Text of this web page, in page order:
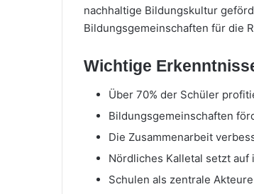
nachhaltige Bildungskultur
Bildungsgemeinschaften für die
Wichtige
Über 70% der Schüler
Bildungsgemeinschaften
Die Zusammenarbeit
Nördliches Kalletal setzt
Schulen als zentrale